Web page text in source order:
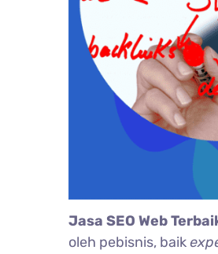
Jasa SEO Web
oleh pebisnis, baik